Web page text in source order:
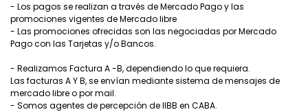
- Los pagos se realizan a través de Mercado Pago y las
promociones vigentes de Mercado libre
- Las promociones ofrecidas son las negociadas por Mercado
Pago con las Tarjetas y/o Bancos.
- Realizamos Factura A -B, dependiendo lo que requiera.
Las facturas A Y B, se envían mediante sistema de mensajes de
mercado libre o por mail.
- Somos agentes de percepción de IIBB en CABA.